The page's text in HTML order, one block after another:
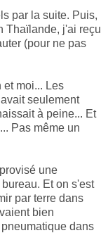
par la suite. Puis,
Thaïlande, j'ai reçu
(pour ne pas
moi... Les
seulement
à peine... Et
Pas même un
une
Et on s'est
par terre dans
bien
dans